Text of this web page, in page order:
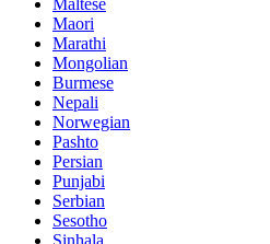
Maltese
Maori
Marathi
Mongolian
Burmese
Nepali
Norwegian
Pashto
Persian
Punjabi
Serbian
Sesotho